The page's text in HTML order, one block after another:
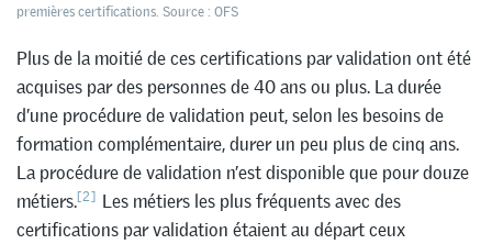
premières certifications. Source : OFS
Plus de la moitié de ces certifications par validation ont été
acquises par des personnes de 40 ans ou plus. La durée
d’une procédure de validation peut, selon les besoins de
formation complémentaire, durer un peu plus de cinq ans.
La procédure de validation n’est disponible que pour douze
métiers.[2] Les métiers les plus fréquents avec des
certifications par validation étaient au départ ceux